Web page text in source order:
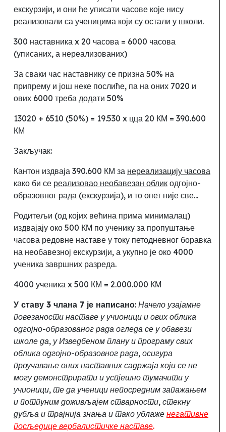
екскурзији, и они ће уписати часове које нису
реализовали са ученицима који су остали у школи.
300 наставника x 20 часова = 6000 часова
(уписаних, а нереализованих)
За сваки час наставнику се призна 50% на
припрему и још неке послиће, па на оних 7020 и
ових 6000 треба додати 50%
13020 + 6510 (50%) = 19.530 x цца 20 КМ = 390.600
КМ
Закључак:
Кантон издваја 390.600 КМ за нереализацију часова
како би се реализовао необавезан облик одгојно-
образовног рада (екскурзија), и то опет није све...
Родитељи (од којих већина прима минималац)
издвајају око 500 КМ по ученику за пропуштање
часова редовне наставе у току петодневног боравка
на необавезној екскурзији, а укупно је око 4000
ученика завршних разреда.
4000 ученика x 500 КМ = 2.000.000 КМ
У ставу 3 члана 7 је написано: Начело узајамне
повезаности наставе у учионици и ових облика
одгојно-образованог рада огледа се у обавези
школе да, у Изведбеном плану и програму свих
облика одгојно-образовног рада, осигура
проучавање оних наставних садржаја који се не
могу демонстрирати и успјешно тумачити у
учионици, те да ученици непосредним запажањем
и потпуним доживљајем стварности, стекну
дубља и трајнија знања и тако ублаже негативне
посљедице вербалистичке наставе.